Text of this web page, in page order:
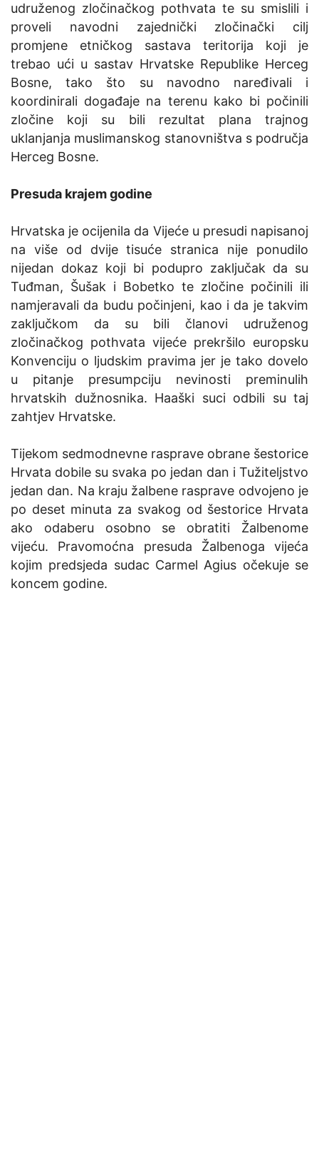
udruženog zločinačkog pothvata te su smislili i
proveli navodni zajednički zločinački cilj
promjene etničkog sastava teritorija koji je
trebao ući u sastav Hrvatske Republike Herceg
Bosne, tako što su navodno naređivali i
koordinirali događaje na terenu kako bi počinili
zločine koji su bili rezultat plana trajnog
uklanjanja muslimanskog stanovništva s područja
Herceg Bosne.
Presuda krajem godine
Hrvatska je ocijenila da Vijeće u presudi napisanoj
na više od dvije tisuće stranica nije ponudilo
nijedan dokaz koji bi podupro zaključak da su
Tuđman, Šušak i Bobetko te zločine počinili ili
namjeravali da budu počinjeni, kao i da je takvim
zaključkom da su bili članovi udruženog
zločinačkog pothvata vijeće prekršilo europsku
Konvenciju o ljudskim pravima jer je tako dovelo
u pitanje presumpciju nevinosti preminulih
hrvatskih dužnosnika. Haaški suci odbili su taj
zahtjev Hrvatske.
Tijekom sedmodnevne rasprave obrane šestorice
Hrvata dobile su svaka po jedan dan i Tužiteljstvo
jedan dan. Na kraju žalbene rasprave odvojeno je
po deset minuta za svakog od šestorice Hrvata
ako odaberu osobno se obratiti Žalbenome
vijeću. Pravomoćna presuda Žalbenoga vijeća
kojim predsjeda sudac Carmel Agius očekuje se
koncem godine.